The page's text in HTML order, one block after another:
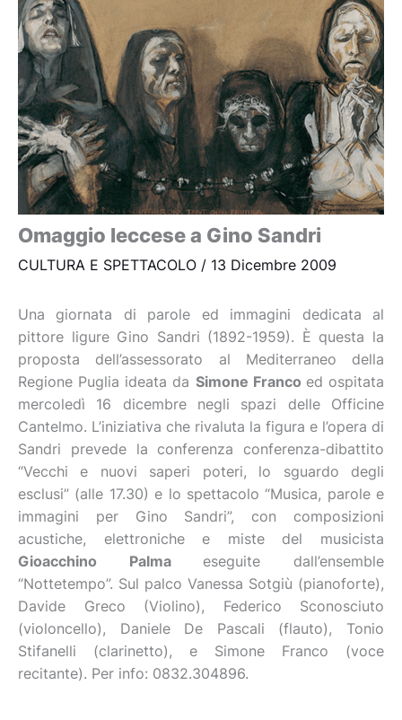
Omaggio leccese a Gino Sandri
CULTURA E SPETTACOLO / 13 Dicembre 2009
Una giornata di parole ed immagini dedicata al
pittore ligure Gino Sandri (1892-1959). È questa la
proposta dell’assessorato al Mediterraneo della
Regione Puglia ideata da Simone Franco ed ospitata
mercoledì 16 dicembre negli spazi delle Officine
Cantelmo. L’iniziativa che rivaluta la figura e l’opera di
Sandri prevede la conferenza conferenza-dibattito
“Vecchi e nuovi saperi poteri, lo sguardo degli
esclusi” (alle 17.30) e lo spettacolo “Musica, parole e
immagini per Gino Sandri”, con composizioni
acustiche, elettroniche e miste del musicista
Gioacchino Palma eseguite dall’ensemble
“Nottetempo”. Sul palco Vanessa Sotgiù (pianoforte),
Davide Greco (Violino), Federico Sconosciuto
(violoncello), Daniele De Pascali (flauto), Tonio
Stifanelli (clarinetto), e Simone Franco (voce
recitante). Per info: 0832.304896.